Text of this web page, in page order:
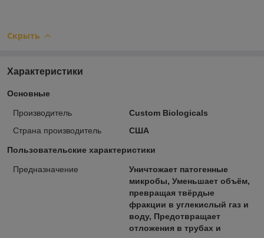
Скрыть
Характеристики
Основные
Производитель
Custom Biologicals
Страна производитель
США
Пользовательские характеристики
Предназначение
Уничтожает патогенные
микробы, Уменьшает объём,
превращая твёрдые
фракции в углекислый газ и
воду, Предотвращает
отложения в трубах и